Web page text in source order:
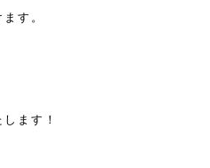
す。
ます！